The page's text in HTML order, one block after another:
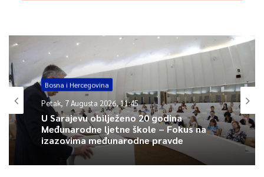
dato mišljenje ovlaštenog revizora Kantonalnog stambenog
fonda Sarajevo za 2019. godinu, te Izvještaj o provođenju
Zakona o novčanim podsticajima u poljoprivredi na području
Kantona Sarajevo za 2019. godinu.
Zastupnici će razmatrati i Informaciju o realizaciji Plana
povratka u i iz Kantona Sarajevo za period 01.01.-31.12.2019.
godine, sa osvrtom na problematiku obezbjeđenja
alternativnog-privremenog smještaja i Plan povratka u i iz
Bosna i Hercegovina
Petak, 7 Augusta 2026, 11:45
U Sarajevu obilježeno 20 godina
Međunarodne ljetne škole – Fokus na
izazovima međunarodne pravde